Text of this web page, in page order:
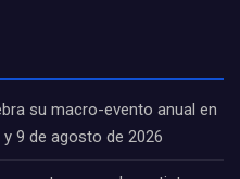
su macro-evento anual en
9 de agosto de 2026